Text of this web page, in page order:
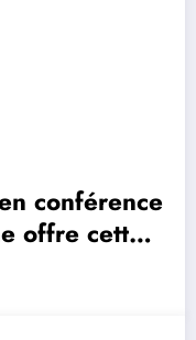
conférence
offre cette